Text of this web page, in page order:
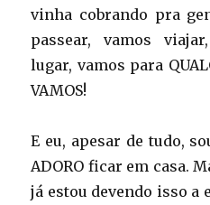
vinha cobrando pra
passear, vamos
lugar, vamos para
VAMOS!
E eu, apesar de tudo,
ADORO ficar em casa.
já estou devendo isso a